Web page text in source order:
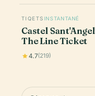
TIQETS INSTANTANÉ
Castel
The Line Ticket
4.7(219)